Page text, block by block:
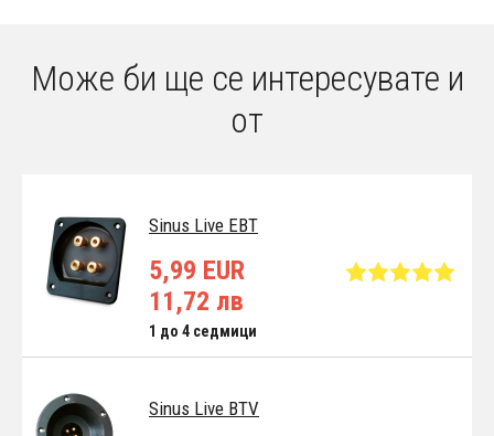
Може би ще се интересувате и
от
Sinus Live EBT
5,99 EUR
11,72 лв
1 до 4 седмици
Sinus Live BTV